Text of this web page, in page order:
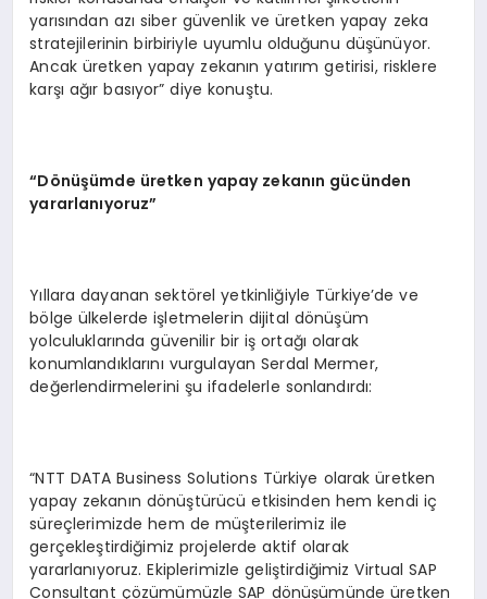
yarısından azı siber güvenlik ve üretken yapay zeka
stratejilerinin birbiriyle uyumlu olduğunu düşünüyor.
Ancak üretken yapay zekanın yatırım getirisi, risklere
karşı ağır basıyor” diye konuştu.
“Dönüşümde üretken yapay zekanın gücünden
yararlanıyoruz”
Yıllara dayanan sektörel yetkinliğiyle Türkiye’de ve
bölge ülkelerde işletmelerin dijital dönüşüm
yolculuklarında güvenilir bir iş ortağı olarak
konumlandıklarını vurgulayan Serdal Mermer,
değerlendirmelerini şu ifadelerle sonlandırdı:
“NTT DATA Business Solutions Türkiye olarak üretken
yapay zekanın dönüştürücü etkisinden hem kendi iç
süreçlerimizde hem de müşterilerimiz ile
gerçekleştirdiğimiz projelerde aktif olarak
yararlanıyoruz. Ekiplerimizle geliştirdiğimiz Virtual SAP
Consultant çözümümüzle SAP dönüşümünde üretken